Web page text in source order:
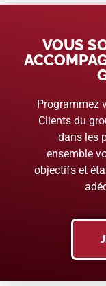
VOUS
Programmez
Clients du
dans les
ensemble
objectifs et